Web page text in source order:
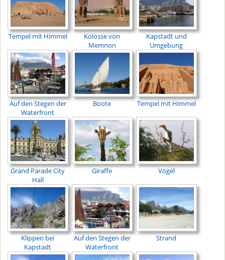
Tempel mit Himmel
Kolosse von
Memnon
Kapstadt und
Umgebung
Auf den Stegen der
Waterfront
Boote Tempel mit Himmel
Grand Parade City
Hall
Giraffe Vögel
Klippen bei
Kapstadt
Auf den Stegen der
Waterfront
Strand